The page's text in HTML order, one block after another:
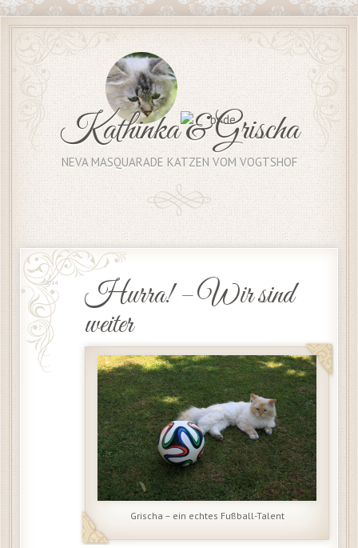
Kathinka & Grischa
NEVA MASQUARADE KATZEN VOM VOGTSHOF
Hurra! – Wir sind
weiter
5 Juli
2014
Grischa – ein echtes Fußball-Talent